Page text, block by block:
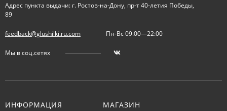
Адрес пункта выдачи: г. Ростов-на-Дону, пр-т 40-летия Победы,
89
feedback@glushilki.ru.com Пн-Вс 09:00—22:00
Мы в соц.сетях
ИНФОРМАЦИЯ МАГАЗИН